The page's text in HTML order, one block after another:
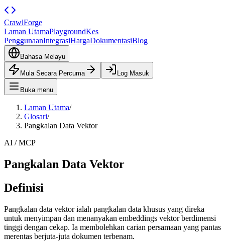
CrawlForge
Laman UtamaPlaygroundKes
PenggunaanIntegrasiHargaDokumentasiBlog
Bahasa Melayu
Mula Secara Percuma Log Masuk
Buka menu
Laman Utama/
Glosari/
Pangkalan Data Vektor
AI / MCP
Pangkalan Data Vektor
Definisi
Pangkalan data vektor ialah pangkalan data khusus yang direka
untuk menyimpan dan menanyakan embeddings vektor berdimensi
tinggi dengan cekap. Ia membolehkan carian persamaan yang pantas
merentas berjuta-juta dokumen terbenam.